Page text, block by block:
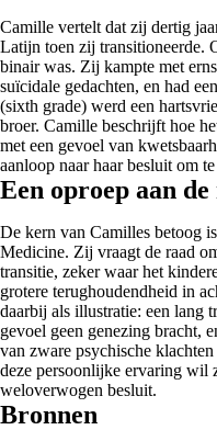
Camille vertelt dat zij dertig
Latijn toen zij transitioneerde.
binair was. Zij kampte met
suïcidale gedachten, en had
(sixth grade) werd een
broer. Camille beschrijft hoe
met een gevoel van
aanloop naar haar besluit om
Een oproep aan de
De kern van Camilles betoog
Medicine. Zij vraagt de raad
transitie, zeker waar het
grotere terughoudendheid in
daarbij als illustratie: een lang
gevoel geen genezing bracht,
van zware psychische
deze persoonlijke ervaring wil
weloverwogen besluit.
Bronnen